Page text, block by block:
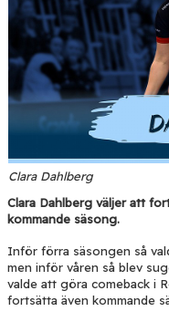
Clara Dahlberg
Clara Dahlberg väljer att
kommande säsong.
Inför förra säsongen så
men inför våren så blev
valde att göra comeback i
fortsätta även kommande